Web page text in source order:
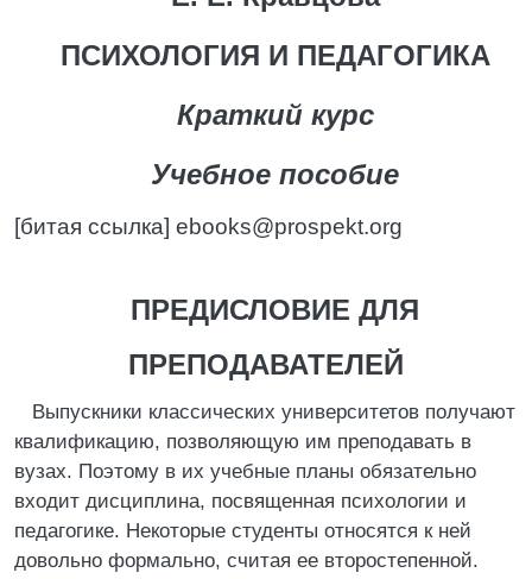
ПСИХОЛОГИЯ И ПЕДАГОГИКА
Краткий курс
Учебное пособие
[битая ссылка] ebooks@prospekt.org
ПРЕДИСЛОВИЕ ДЛЯ
ПРЕПОДАВАТЕЛЕЙ
Выпускники классических университетов получают
квалификацию, позволяющую им преподавать в
вузах. Поэтому в их учебные планы обязательно
входит дисциплина, посвященная психологии и
педагогике. Некоторые студенты относятся к ней
довольно формально, считая ее второстепенной.